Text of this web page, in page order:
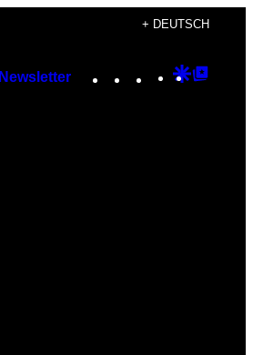
+ DEUTSCH
Newsletter Instagram
TikTok
YouTube
Google